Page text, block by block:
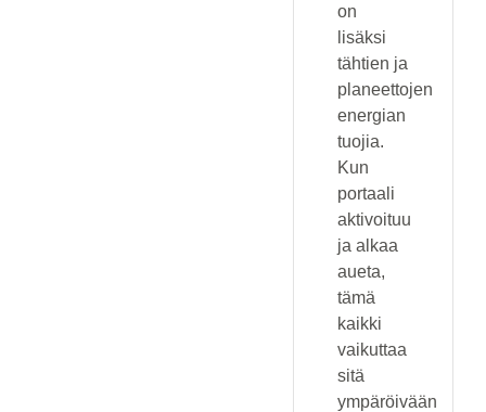
on
lisäksi
tähtien ja
planeettojen
energian
tuojia.
Kun
portaali
aktivoituu
ja alkaa
aueta,
tämä
kaikki
vaikuttaa
sitä
ympäröivään